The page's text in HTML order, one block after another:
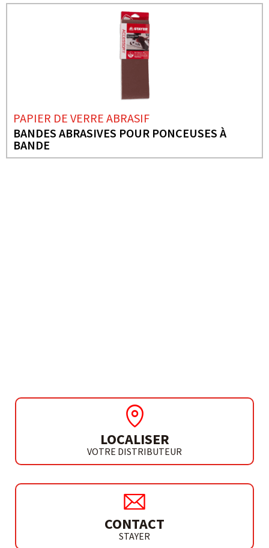
PAPIER DE VERRE ABRASIF
BANDES ABRASIVES POUR PONCEUSES À
BANDE
LOCALISER
VOTRE DISTRIBUTEUR
CONTACT
STAYER